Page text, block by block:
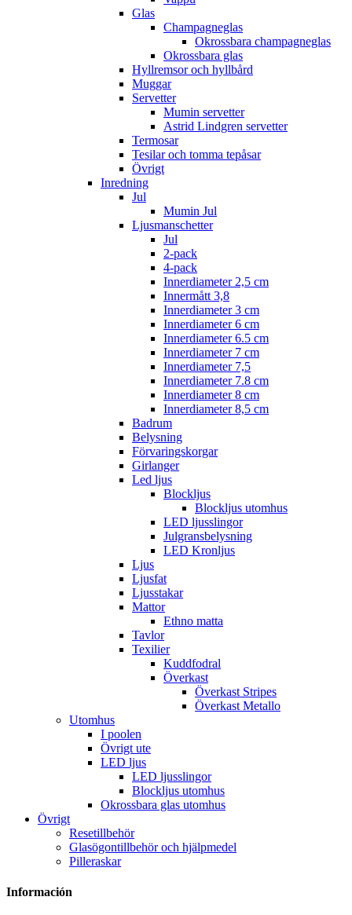
Glas
Champagneglas
Okrossbara champagneglas
Okrossbara glas
Hyllremsor och hyllbård
Muggar
Servetter
Mumin servetter
Astrid Lindgren servetter
Termosar
Tesilar och tomma tepåsar
Övrigt
Inredning
Jul
Mumin Jul
Ljusmanschetter
Jul
2-pack
4-pack
Innerdiameter 2,5 cm
Innermått 3,8
Innerdiameter 3 cm
Innerdiameter 6 cm
Innerdiameter 6.5 cm
Innerdiameter 7 cm
Innerdiameter 7,5
Innerdiameter 7.8 cm
Innerdiameter 8 cm
Innerdiameter 8,5 cm
Badrum
Belysning
Förvaringskorgar
Girlanger
Led ljus
Blockljus
Blockljus utomhus
LED ljusslingor
Julgransbelysning
LED Kronljus
Ljus
Ljusfat
Ljusstakar
Mattor
Ethno matta
Tavlor
Texilier
Kuddfodral
Överkast
Överkast Stripes
Överkast Metallo
Utomhus
I poolen
Övrigt ute
LED ljus
LED ljusslingor
Blockljus utomhus
Okrossbara glas utomhus
Övrigt
Resetillbehör
Glasögontillbehör och hjälpmedel
Pilleraskar
Información